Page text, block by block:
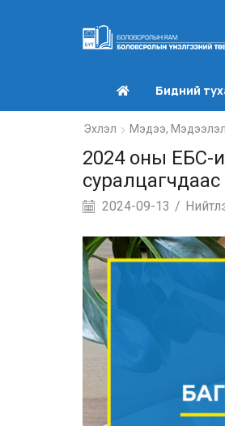
Бидний
Эхлэл Мэдээ, Мэдээлэл
2024 оны ЕБС-
2024-09-13 /